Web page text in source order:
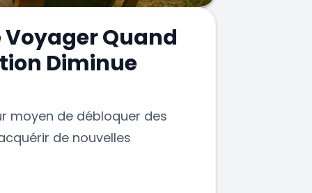
Voyager Quand
Diminue
moyen de débloquer des
de nouvelles